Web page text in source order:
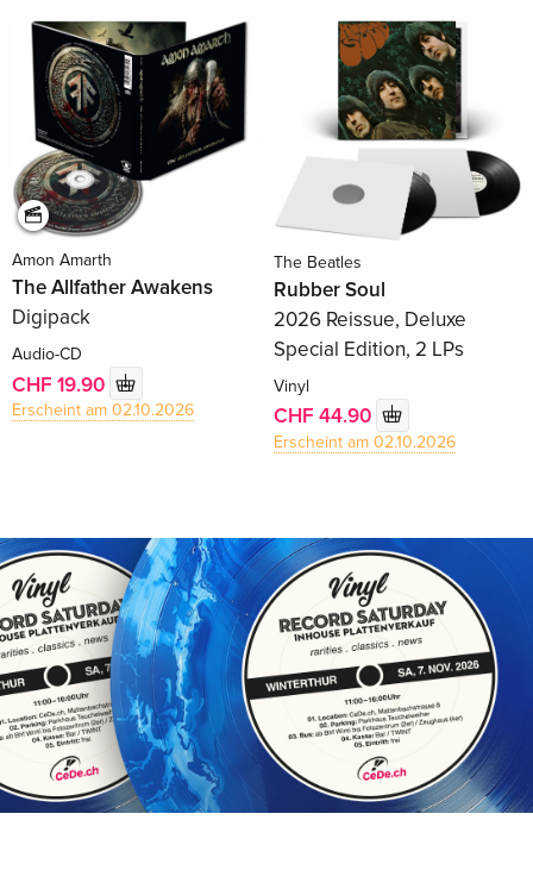
Amon Amarth
The Allfather Awakens
Digipack
Audio-CD
CHF 19.90
Erscheint am 02.10.2026
The Beatles
Rubber Soul
2026 Reissue, Deluxe
Special Edition, 2 LPs
Vinyl
CHF 44.90
Erscheint am 02.10.2026